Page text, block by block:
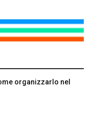
organizzarlo nel